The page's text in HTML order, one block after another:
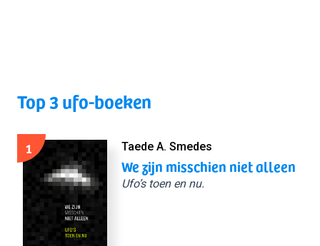
Top 3 ufo-boeken
1 Taede A. Smedes
We zijn misschien niet alleen
Ufo’s toen en nu.